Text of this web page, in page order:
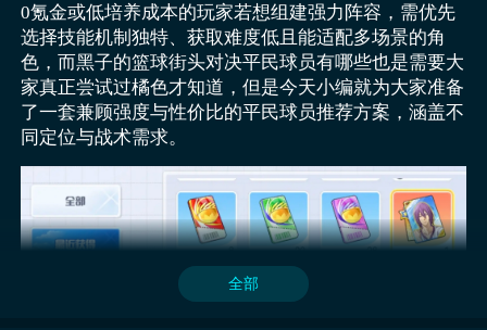
《黑子的篮球：街头对决》最新下载预约地址
》》》》》#黑子的篮球：街头对决#《《《《《
这款游戏已在7月16日开服，大家可以直接点击链接在
豌豆荚下载这款游戏。
游戏的核心玩法是3V3实时对战，玩家可以选择自己喜
爱的角色与队友进行激烈的篮球比赛。黑子哲也的“误
导传球”可以让对手的防守失去目标，而火神大我的“空
中漫步”则能在空中轻松完成扣篮，瞬间改变比赛局
0氪金或低培养成本的玩家若想组建强力阵容，需优先
选择技能机制独特、获取难度低且能适配多场景的角
色，而黑子的篮球街头对决平民球员有哪些也是需要大
家真正尝试过橘色才知道，但是今天小编就为大家准备
了一套兼顾强度与性价比的平民球员推荐方案，涵盖不
同定位与战术需求。
全部